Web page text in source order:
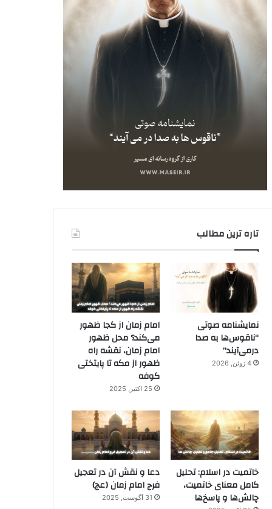
تاره ترین مطالب
نمایشنامه صوتی
“ناقوس‌ها به صدا
در‌می‌آیند”
4 ژوئن, 2026
امام زمان از کجا ظهور
می‌کند؟ محل ظهور
امام زمان، نقشه راه
ظهور از مکه تا پایتختی
کوفه
25 اکتبر, 2025
خاتمیت در اسلام: تحلیل
کامل معنای خاتمیت،
چالش‌ها و پاسخ‌ها
دعا و نقش آن در تعجیل
فرج امام زمان (عج)
31 آگوست, 2025